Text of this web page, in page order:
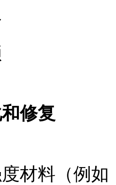
修复
材料（例